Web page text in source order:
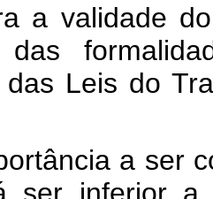
validade do
das
das Leis do
a ser